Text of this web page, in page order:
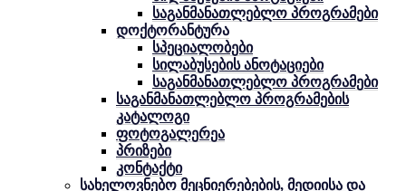
საგანმანათლებლო პროგრამები
დოქტორანტურა
სპეციალობები
სილაბუსების ანოტაციები
საგანმანათლებლო პროგრამები
საგანმანათლებლო პროგრამების
კატალოგი
ფოტოგალერეა
პრიზები
კონტაქტი
სახელოვნებო მეცნიერებების, მედიისა და